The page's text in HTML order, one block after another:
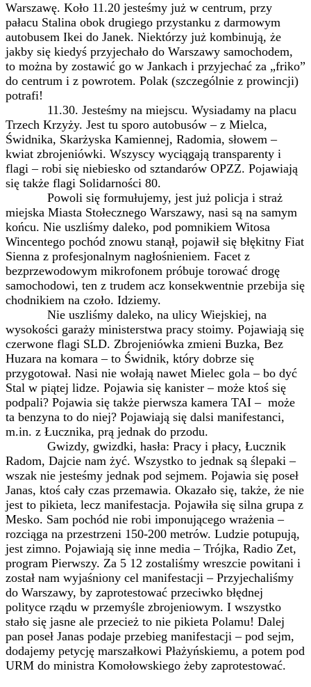
Warszawę. Koło 11.20 jesteśmy już w centrum, przy
pałacu Stalina obok drugiego przystanku z darmowym
autobusem Ikei do Janek. Niektórzy już kombinują, że
jakby się kiedyś przyjechało do Warszawy samochodem,
to można by zostawić go w Jankach i przyjechać za „friko”
do centrum i z powrotem. Polak (szczególnie z prowincji)
potrafi!
11.30. Jesteśmy na miejscu. Wysiadamy na placu
Trzech Krzyży. Jest tu sporo autobusów – z Mielca,
Świdnika, Skarżyska Kamiennej, Radomia, słowem –
kwiat zbrojeniówki. Wszyscy wyciągają transparenty i
flagi – robi się niebiesko od sztandarów OPZZ. Pojawiają
się także flagi Solidarności 80.
Powoli się formułujemy, jest już policja i straż
miejska Miasta Stołecznego Warszawy, nasi są na samym
końcu. Nie uszliśmy daleko, pod pomnikiem Witosa
Wincentego pochód znowu stanął, pojawił się błękitny Fiat
Sienna z profesjonalnym nagłośnieniem. Facet z
bezprzewodowym mikrofonem próbuje torować drogę
samochodowi, ten z trudem acz konsekwentnie przebija się
chodnikiem na czoło. Idziemy.
Nie uszliśmy daleko, na ulicy Wiejskiej, na
wysokości garaży ministerstwa pracy stoimy. Pojawiają się
czerwone flagi SLD. Zbrojeniówka zmieni Buzka, Bez
Huzara na komara – to Świdnik, który dobrze się
przygotował. Nasi nie wołają nawet Mielec gola – bo dyć
Stal w piątej lidze. Pojawia się kanister – może ktoś się
podpali? Pojawia się także pierwsza kamera TAI – może
ta benzyna to do niej? Pojawiają się dalsi manifestanci,
m.in. z Łucznika, prą jednak do przodu.
Gwizdy, gwizdki, hasła: Pracy i płacy, Łucznik
Radom, Dajcie nam żyć. Wszystko to jednak są ślepaki –
wszak nie jesteśmy jednak pod sejmem. Pojawia się poseł
Janas, ktoś cały czas przemawia. Okazało się, także, że nie
jest to pikieta, lecz manifestacja. Pojawiła się silna grupa z
Mesko. Sam pochód nie robi imponującego wrażenia –
rozciąga na przestrzeni 150-200 metrów. Ludzie potupują,
jest zimno. Pojawiają się inne media – Trójka, Radio Zet,
program Pierwszy. Za 5 12 zostaliśmy wreszcie powitani i
został nam wyjaśniony cel manifestacji – Przyjechaliśmy
do Warszawy, by zaprotestować przeciwko błędnej
polityce rządu w przemyśle zbrojeniowym. I wszystko
stało się jasne ale przecież to nie pikieta Polamu! Dalej
pan poseł Janas podaje przebieg manifestacji – pod sejm,
dodajemy petycję marszałkowi Płażyńskiemu, a potem pod
URM do ministra Komołowskiego żeby zaprotestować.